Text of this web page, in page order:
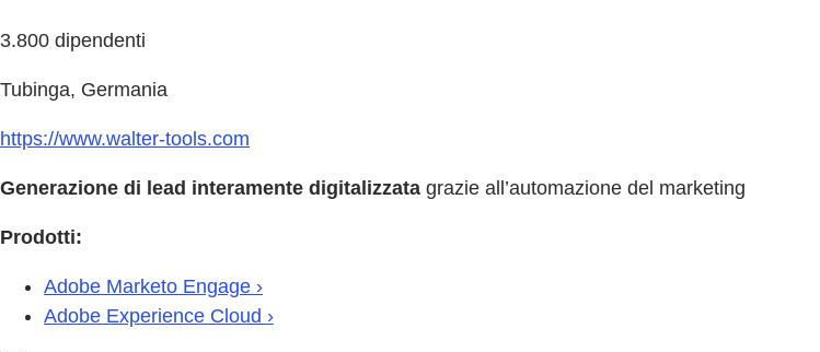
3.800 dipendenti
Tubinga, Germania
https://www.walter-tools.com
Generazione di lead interamente digitalizzata grazie all’automazione del marketing
Prodotti:
Adobe Marketo Engage ›
Adobe Experience Cloud ›